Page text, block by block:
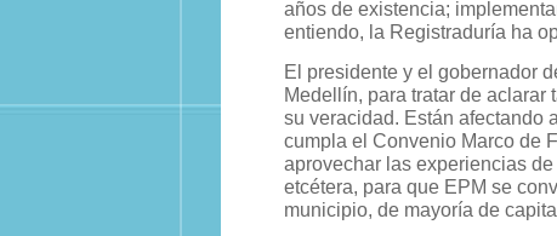
años de existencia;
entiendo, la Registraduría ha
El presidente y el gobernador
Medellín, para tratar de
su veracidad. Están afectando
cumpla el Convenio Marco de
aprovechar las experiencias
etcétera, para que EPM se
municipio, de mayoría de